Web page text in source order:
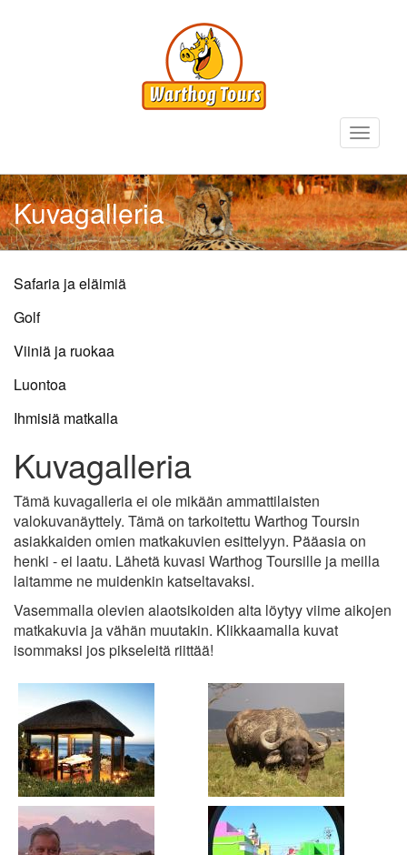
Toggle
Kuvagalleria
Sidebar
Submenus
Safaria ja eläimiä
Golf
Viiniä ja ruokaa
Luontoa
Ihmisiä matkalla
Kuvagalleria
Tämä kuvagalleria ei ole mikään ammattilaisten
valokuvanäyttely. Tämä on tarkoitettu Warthog Toursin
asiakkaiden omien matkakuvien esittelyyn. Pääasia on
henki - ei laatu. Lähetä kuvasi Warthog Toursille ja meilla
laitamme ne muidenkin katseltavaksi.
Vasemmalla olevien alaotsikoiden alta löytyy viime aikojen
matkakuvia ja vähän muutakin. Klikkaamalla kuvat
isommaksi jos pikseleitä riittää!